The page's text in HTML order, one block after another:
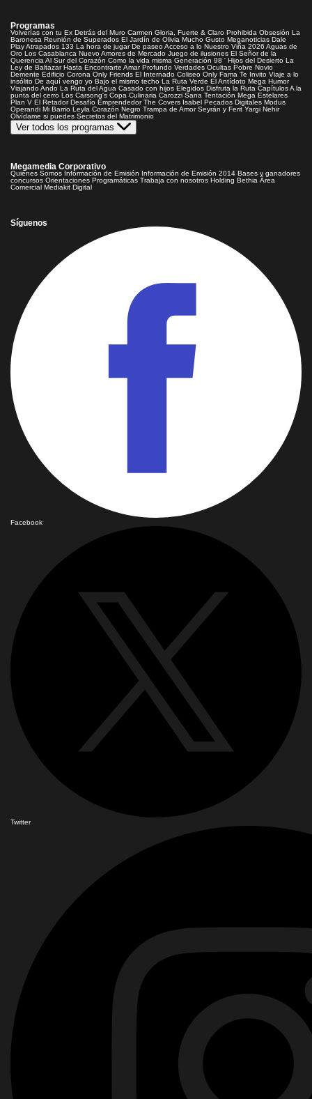
Programas
Volverías con tu Ex Detrás del Muro Carmen Gloria, Fuerte & Claro Prohibida Obsesión La
Baronesa Reunión de Superados El Jardín de Olivia Mucho Gusto Meganoticias Dale
PlayAtrapados 133 La hora de jugar De paseoAcceso a lo Nuestro Viña 2026 Aguas de
Oro Los Casablanca Nuevo Amores de Mercado Juego de ilusiones El Señor de la
Querencia Al Sur del Corazón Como la vida misma Generación 98 ' Hijos del Desierto La
Ley de Baltazar Hasta Encontrarte Amar Profundo Verdades Ocultas Pobre Novio
Demente Edificio Corona Only Friends El Internado Coliseo Only Fama Te Invito Viaje a lo
insólito De aquí vengo yo Bajo el mismo techo La Ruta Verde El Antídoto Mega Humor
Viajando Ando La Ruta del Agua Casado con hijos Elegidos Disfruta la Ruta CapítulosA la
punta del cerro Los Carsong's Copa Culinaria Carozzi Sana Tentación Mega Estelares
Plan V El Retador Desafío Emprendedor The Covers Isabel Pecados Digitales Modus
Operandi Mi Barrio Leyla Corazón Negro Trampa de Amor Seyrán y Ferit Yargi Nehir
Olvídame si puedes Secretos del Matrimonio
Ver todos los programas
Megamedia Corporativo
Quienes Somos Información de Emisión Información de Emisión 2014 Bases y ganadores
concursos Orientaciones Programáticas Trabaja con nosotros Holding Bethia Área
Comercial Mediakit Digital
Síguenos
Facebook
Twitter